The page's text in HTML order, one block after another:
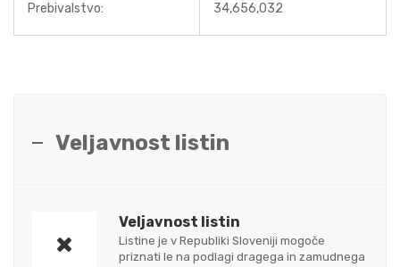
Prebivalstvo: 34,656,032
Veljavnost listin
Veljavnost listin
Listine je v Republiki Sloveniji mogoče
priznati le na podlagi dragega in zamudnega